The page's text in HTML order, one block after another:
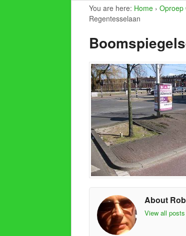
You are here: Home › Oproep
Regentesselaan
About
View all